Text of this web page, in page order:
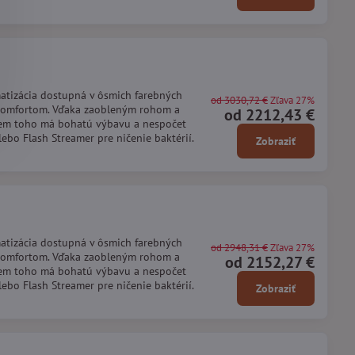
dostupná v ôsmich farebných
Vďaka zaobleným rohom a
toho má bohatú výbavu a nespočet
Flash Streamer pre ničenie baktérií.
od 2212,43 €
od 3030,72 €Zľava 27%
Zobraziť
dostupná v ôsmich farebných
Vďaka zaobleným rohom a
toho má bohatú výbavu a nespočet
Flash Streamer pre ničenie baktérií.
od 2152,27 €
od 2948,31 €Zľava 27%
Zobraziť